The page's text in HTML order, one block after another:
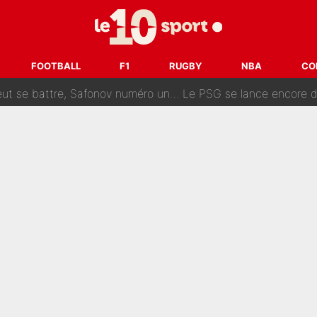
FOOTBALL F1 RUGBY NBA
est attaqué après son dérapage sur CNews : «Et lui, il prend
: Son transfert au PSG est annoncé en Espagne !
battre, Safonov numéro un… Le PSG se lance encore dans un gros